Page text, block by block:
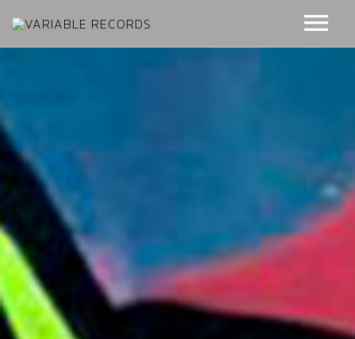
NOTICIAS
EQUIPO